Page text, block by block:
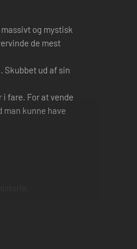
og mystisk
de mest
Skubbet ud af sin
fare. For at vende
man kunne have